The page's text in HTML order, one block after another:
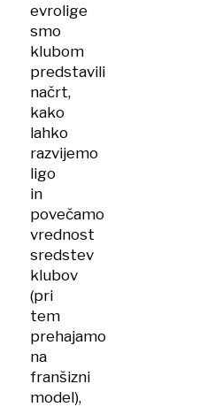
evrolige
smo
klubom
predstavili
načrt,
kako
lahko
razvijemo
ligo
in
povečamo
vrednost
sredstev
klubov
(pri
tem
prehajamo
na
franšizni
model),